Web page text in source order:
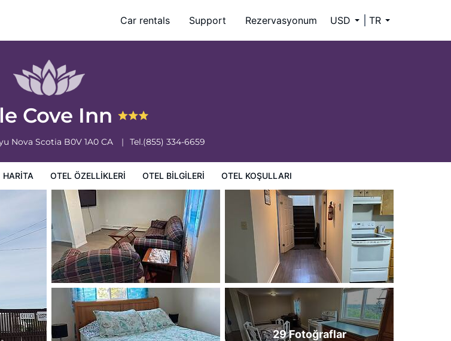
Car rentals Support Rezervasyonum USD TR
Cove Inn
Nova Scotia B0V 1A0 CA Tel.(855) 334-6659
HARITA OTEL ÖZELLIKLERI OTEL BILGILERI OTEL KOŞULLARI
29 Fotoğraflar